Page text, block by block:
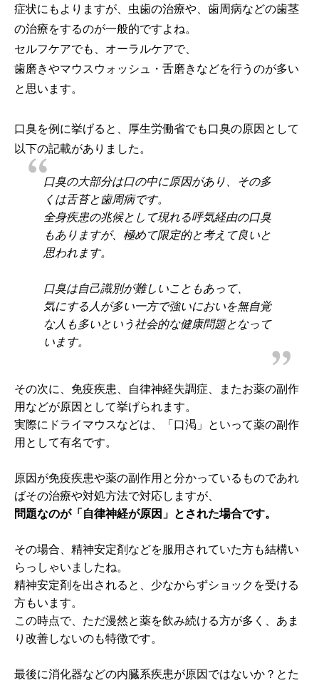
症状にもよりますが、虫歯の治療や、歯周病などの歯茎
の治療をするのが一般的ですよね。
セルフケアでも、オーラルケアで、
歯磨きやマウスウォッシュ・舌磨きなどを行うのが多い
と思います。
口臭を例に挙げると、厚生労働省でも口臭の原因として
以下の記載がありました。
口臭の大部分は口の中に原因があり、その多
くは舌苔と歯周病です。
全身疾患の兆候として現れる呼気経由の口臭
もありますが、極めて限定的と考えて良いと
思われます。
口臭は自己識別が難しいこともあって、
気にする人が多い一方で強いにおいを無自覚
な人も多いという社会的な健康問題となって
います。
その次に、免疫疾患、自律神経失調症、またお薬の副作
用などが原因として挙げられます。
実際にドライマウスなどは、「口渇」といって薬の副作
用として有名です。
原因が免疫疾患や薬の副作用と分かっているものであれ
ばその治療や対処方法で対応しますが、
問題なのが「自律神経が原因」とされた場合です。
その場合、精神安定剤などを服用されていた方も結構い
らっしゃいましたね。
精神安定剤を出されると、少なからずショックを受ける
方もいます。
この時点で、ただ漫然と薬を飲み続ける方が多く、あま
り改善しないのも特徴です。
最後に消化器などの内臓系疾患が原因ではないか？とた